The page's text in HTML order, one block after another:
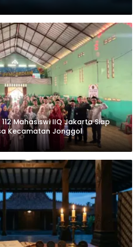
Mahasiswi IIQ Jakarta Siap
Kecamatan Jonggol